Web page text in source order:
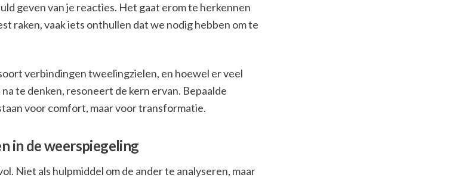
geven van je reacties. Het gaat erom te herkennen
raken, vaak iets onthullen dat we nodig hebben om te
verbindingen tweelingzielen, en hoewel er veel
te denken, resoneert de kern ervan. Bepaalde
voor comfort, maar voor transformatie.
in de weerspiegeling
Niet als hulpmiddel om de ander te analyseren, maar